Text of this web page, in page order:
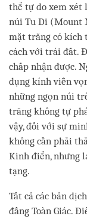
thể tự do xem xét
núi Tu Di (Mount
mặt trăng có kích
cách với trái đất.
chấp nhận được.
dụng kính viễn
những ngọn núi
trăng không tự
vậy, đối với sự
không cần phải
Kinh điển, nhưng
tạng.
Tất cả các bản
đấng Toàn Giác.